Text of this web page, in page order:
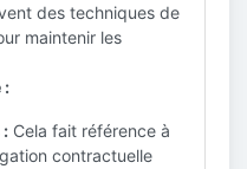
des techniques de
maintenir les
:
: Cela fait référence à
contractuelle